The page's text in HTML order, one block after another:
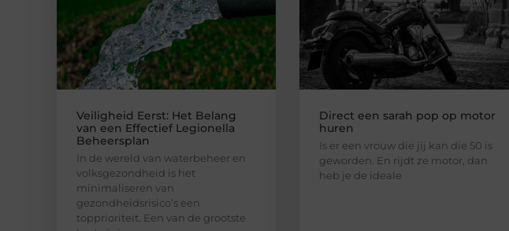
Veiligheid Eerst: Het Belang
van een Effectief Legionella
Beheersplan
In de wereld van waterbeheer en
volksgezondheid is het
minimaliseren van
gezondheidsrisico’s een
topprioriteit. Een van de grootste
Direct een sarah pop op motor
huren
Is er een vrouw die jij kan die 50 is
geworden. En rijdt ze motor, dan
heb je de ideale